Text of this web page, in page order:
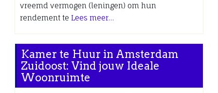
vreemd vermogen (leningen) om hun
rendement te Lees meer…
Kamer te Huur in Amsterdam
Zuidoost: Vind jouw Ideale
Woonruimte